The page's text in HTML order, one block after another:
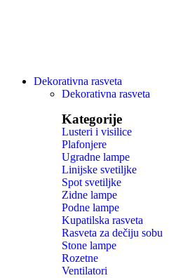
Dekorativna rasveta
Dekorativna rasveta
Kategorije
Lusteri i visilice
Plafonjere
Ugradne lampe
Linijske svetiljke
Spot svetiljke
Zidne lampe
Podne lampe
Kupatilska rasveta
Rasveta za dečiju sobu
Stone lampe
Rozetne
Ventilatori